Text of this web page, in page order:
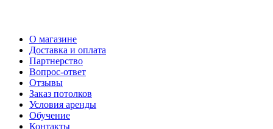
О магазине
Доставка и оплата
Партнерство
Вопрос-ответ
Отзывы
Заказ потолков
Условия аренды
Обучение
Контакты